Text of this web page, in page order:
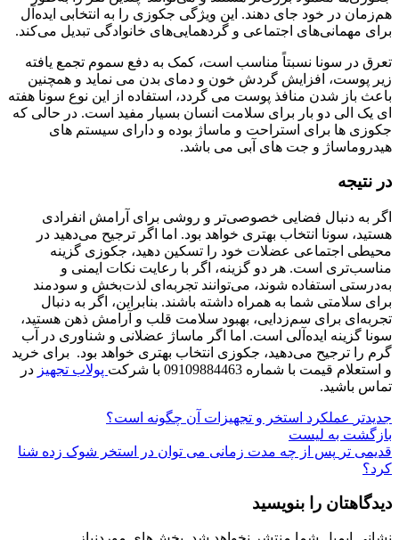
هم‌زمان در خود جای دهند. این ویژگی جکوزی را به انتخابی ایده‌آل
برای مهمانی‌های اجتماعی و گردهمایی‌های خانوادگی تبدیل می‌کند.
تعرق در سونا نسبتاً مناسب است، کمک به دفع سموم تجمع یافته
زیر پوست، افزایش گردش خون و دمای بدن می نماید و همچنین
باعث باز شدن منافذ پوست می گردد، استفاده از این نوع سونا هفته
ای یک الی دو بار برای سلامت انسان بسیار مفید است. در حالی که
جکوزی ‌ها برای استراحت و ماساژ بوده و دارای سیستم ‌های
هیدروماساژ و جت ‌های آبی می باشد.
در نتیجه
اگر به دنبال فضایی خصوصی‌تر و روشی برای آرامش انفرادی
هستید، سونا انتخاب بهتری خواهد بود. اما اگر ترجیح می‌دهید در
محیطی اجتماعی عضلات خود را تسکین دهید، جکوزی گزینه
مناسب‌تری است. هر دو گزینه، اگر با رعایت نکات ایمنی و
به‌درستی استفاده شوند، می‌توانند تجربه‌ای لذت‌بخش و سودمند
برای سلامتی شما به همراه داشته باشند. بنابراین، اگر به دنبال
تجربه‌ای برای سم‌زدایی، بهبود سلامت قلب و آرامش ذهن هستید،
سونا گزینه ایده‌آلی است. اما اگر ماساژ عضلانی و شناوری در آب
گرم را ترجیح می‌دهید، جکوزی انتخاب بهتری خواهد بود. برای خرید
و استعلام قیمت با شماره 09109884463 با شرکت
پولاب تجهیز در
تماس باشید.
جدیدتر
عملکرد استخر و تجهیزات آن چگونه است؟
بازگشت به لیست
قدیمی تر پس از چه مدت زمانی می توان در استخر شوک زده شنا
کرد؟
دیدگاهتان را بنویسید